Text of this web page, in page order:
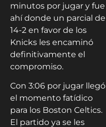
minutos por jugar y fue
ahí donde un parcial de
14-2 en favor de los
Knicks les encaminó
definitivamente el
compromiso.
Con 3:06 por jugar llegó
el momento fatídico
para los Boston Celtics.
El partido ya se les